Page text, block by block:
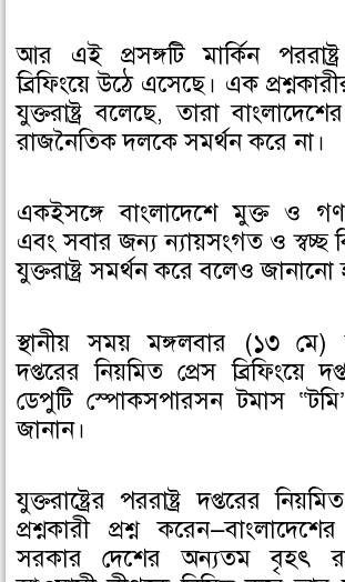
o
o
k
e
আর এই প্রসঙ্গটি মার্কিন
ব্রিফিংয়ে উঠে এসেছে। এক
যুক্তরাষ্ট্র বলেছে, তারা
রাজনৈতিক দলকে সমর্থন করে না।
একইসঙ্গে বাংলাদেশে মুক্ত ও
এবং সবার জন্য ন্যায়সংগত ও স্বচ্ছ
যুক্তরাষ্ট্র সমর্থন করে বলেও জানানো
স্থানীয় সময় মঙ্গলবার (১৩ মে)
দপ্তরের নিয়মিত প্রেস ব্রিফিংয়ে
ডেপুটি স্পোকসপারসন টমাস
জানান।
যুক্তরাষ্ট্রের পররাষ্ট্র দপ্তরের
প্রশ্নকারী প্রশ্ন করেন—বাংলাদেশের
সরকার দেশের অন্যতম বৃহৎ